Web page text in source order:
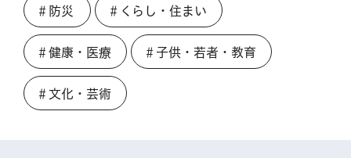
＃防災 ＃くらし・住まい
＃健康・医療 ＃子供・若者・教育
＃文化・芸術